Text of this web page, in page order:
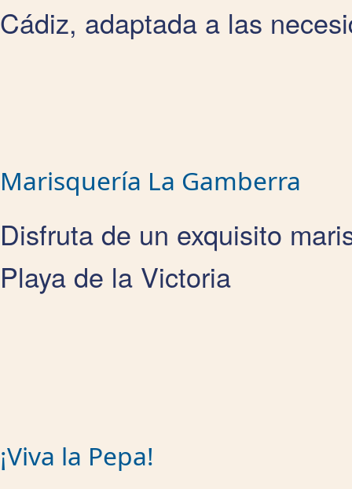
Cádiz, adaptada a las
Marisquería La Gamberra
Disfruta de un exquisito
Playa de la Victoria
¡Viva la Pepa!